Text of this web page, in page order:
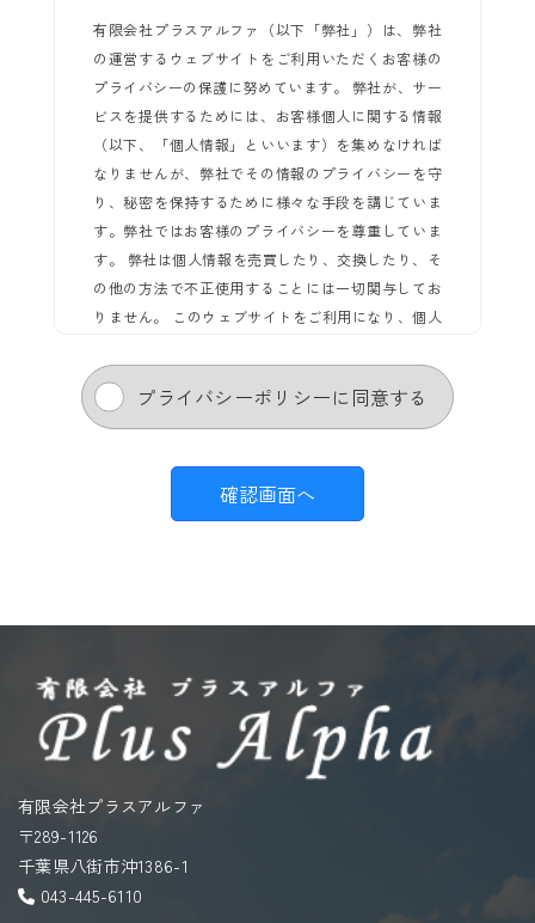
有限会社プラスアルファ（以下「弊社」）は、弊社
の運営するウェブサイトをご利用いただくお客様の
プライバシーの保護に努めています。 弊社が、サー
ビスを提供するためには、お客様個人に関する情報
（以下、「個人情報」といいます）を集めなければ
なりませんが、弊社でその情報のプライバシーを守
り、秘密を保持するために様々な手段を講じていま
す。弊社ではお客様のプライバシーを尊重していま
す。 弊社は個人情報を売買したり、交換したり、そ
の他の方法で不正使用することには一切関与してお
りません。 このウェブサイトをご利用になり、個人
ポリシーに説明されている個人情報の取り扱い等に
ついて受諾し、承認したものとみなされます。
個人情報収集の目的
の情報を的確にお知らせするため
必要に応じてお客様に連絡を行なうため
下記の場合には、お客様の事前の同意なく弊社はお
客様の個人情報を開示できるものとします。
プライバシーポリシーに同意する
有限会社プラスアルファ
〒289-1126
千葉県八街市沖1386-1
043-445-6110